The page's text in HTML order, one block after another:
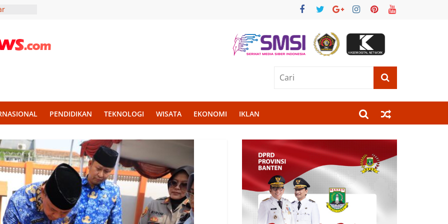
Liter Air
UII
PBB
PENDIDIKAN TEKNOLOGI WISATA EKONOMI IKLAN